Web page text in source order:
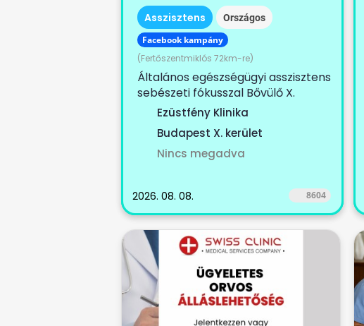
Asszisztens Országos
Facebook kampány
(Fertőszentmiklós 72km-re)
Általános egészségügyi asszisztens
sebészeti fókusszal Bővülő X.
kerületi magánklinikánkra
Ezüstfény Klinika
Budapest X. kerület
Nincs megadva
2026. 08. 08. 8604